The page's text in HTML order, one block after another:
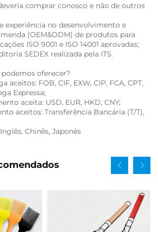
comprar conosco e não de outros
experiência no desenvolvimento e
(OEM&ODM) de produtos para
ISO 9001 e ISO 14001 aprovadas;
SEDEX realizada pela ITS.
oferecer?
aceitos: FOB, CIF, EXW, CIP, FCA, CPT,
Expressa;
aceita: USD, EUR, HKD, CNY;
aceitos: Transferência Bancária (T/T),
Chinês, Japonês